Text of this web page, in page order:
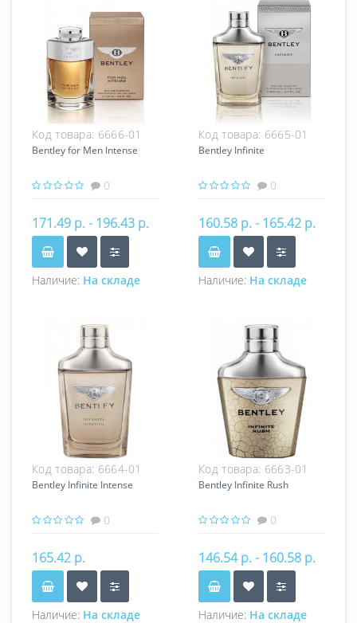
Код товара: 6666-01
Bentley for Men Intense
0
171.49 р. - 196.43 р.
Наличие: На складе
Код товара: 6665-01
Bentley Infinite
0
160.58 р. - 165.42 р.
Наличие: На складе
Код товара: 6664-01
Bentley Infinite Intense
0
165.42 р.
Наличие: На складе
Код товара: 6663-01
Bentley Infinite Rush
0
146.54 р. - 160.58 р.
Наличие: На складе